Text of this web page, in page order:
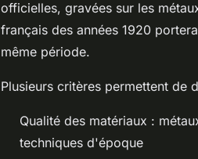
officielles, gravées sur les
français des années 1920
même période.
Plusieurs critères permettent de
Qualité des matériaux :
techniques d'époque